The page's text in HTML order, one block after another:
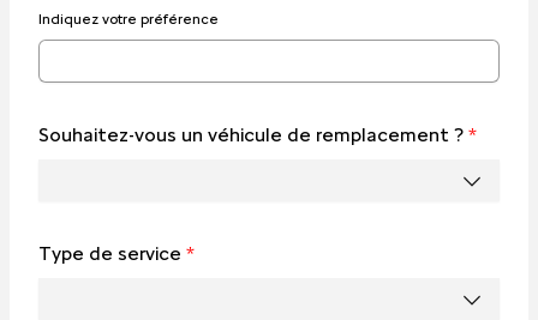
Indiquez votre préférence
Souhaitez-vous un véhicule de remplacement ? *
Type de service *